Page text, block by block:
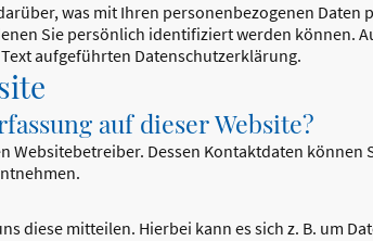
was mit Ihren personenbezogenen Daten
Sie persönlich identifiziert werden können.
aufgeführten Datenschutzerklärung.
auf dieser Website?
Dessen Kontaktdaten können
diese mitteilen. Hierbei kann es sich z. B. um